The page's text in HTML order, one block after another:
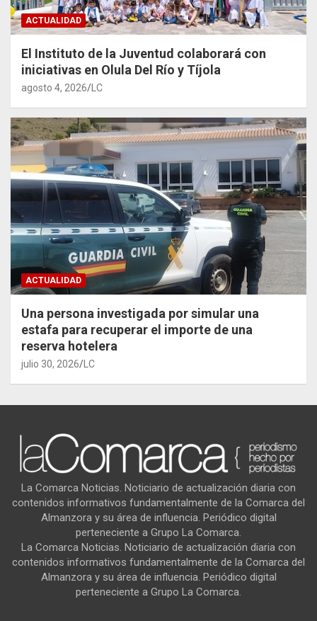
ACTUALIDAD
El Instituto de la Juventud colaborará con
iniciativas en Olula Del Río y Tíjola
agosto 4, 2026 LC
ACTUALIDAD
Una persona investigada por simular una
estafa para recuperar el importe de una
reserva hotelera
julio 30, 2026 LC
La Comarca Noticias. Noticiario de actualización diaria con
contenidos informativos fundamentalmente de la Comarca del
Almanzora y su área de influencia. Periódico digital
perteneciente a Grupo La Comarca.
La Comarca Noticias. Noticiario de actualización diaria con
contenidos informativos fundamentalmente de la Comarca del
Almanzora y su área de influencia. Periódico digital
perteneciente a Grupo La Comarca.